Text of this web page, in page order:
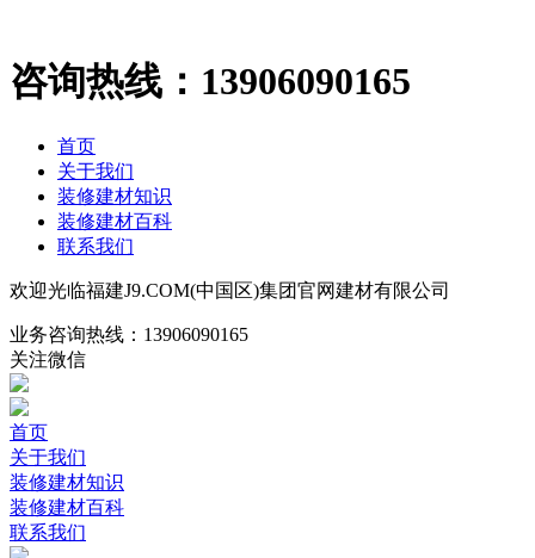
咨询热线： 13906090165
首页
关于我们
装修建材知识
装修建材百科
联系我们
欢迎光临福建J9.COM(中国区)集团官网建材有限公司
业务咨询热线： 13906090165
关注微信
首页
关于我们
装修建材知识
装修建材百科
联系我们